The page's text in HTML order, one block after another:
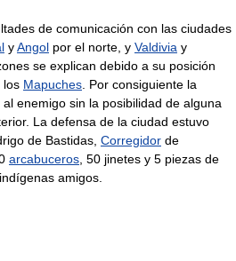
de comunicación con las ciudades
yAngol por el norte, y Valdivia y
se explican debido a su posición
los Mapuches. Por consiguiente la
enemigo sin la posibilidad de alguna
La defensa de la ciudad estuvo
de Bastidas, Corregidor de
arcabuceros, 50 jinetes y 5 piezas de
amigos.